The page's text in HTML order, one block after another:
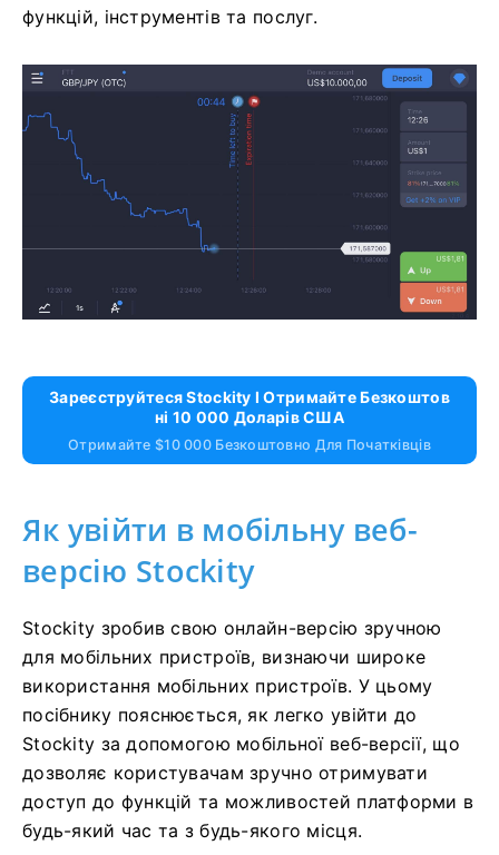
функцій, інструментів та послуг.
Зареєструйтеся Stockity І Отримайте Безкоштов
Ні 10 000 Доларів США
Отримайте $10 000 Безкоштовно Для Початківців
Як увійти в мобільну веб-
версію Stockity
Stockity зробив свою онлайн-версію зручною
для мобільних пристроїв, визнаючи широке
використання мобільних пристроїв. У цьому
посібнику пояснюється, як легко увійти до
Stockity за допомогою мобільної веб-версії, що
дозволяє користувачам зручно отримувати
доступ до функцій та можливостей платформи в
будь-який час та з будь-якого місця.